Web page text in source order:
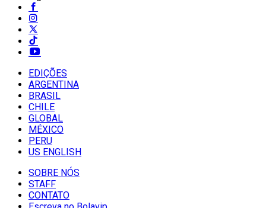
EDIÇÕES
ARGENTINA
BRASIL
CHILE
GLOBAL
MÉXICO
PERU
US ENGLISH
SOBRE NÓS
STAFF
CONTATO